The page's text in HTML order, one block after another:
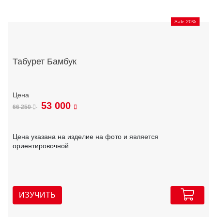
Sale 20%
Табурет Бамбук
66 250 53 000
Цена указана на изделие на фото и является
ориентировочной.
ИЗУЧИТЬ